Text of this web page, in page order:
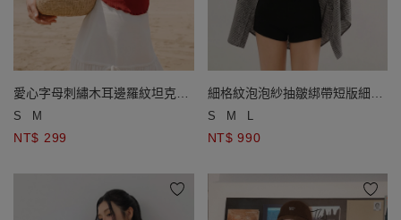
愛心字母刺繡木耳邊羅紋坦克背
心
S M
NT$ 299
細格紋泡泡紗抽皺綁帶短版細肩
帶背心長袖長版襯衫套裝
S M L
NT$ 990